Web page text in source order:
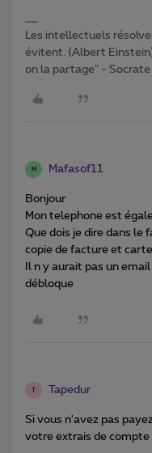
Les intellectuels
évitent. (Albert
on la partage" - Socrate
M Mafasof11
Bonjour
Mon telephone est
Que dois je dire dans le
copie de facture et
Il n y aurait pas un
débloque
T Tapedur
Si vous n'avez pas
votre extrais de